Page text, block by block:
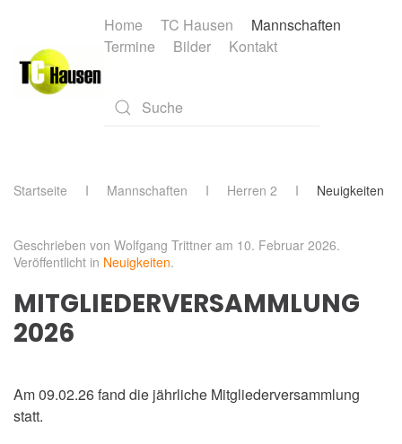
Skip to main content
Home TC Hausen
Mannschaften
Termine
Bilder Kontakt
Startseite Mannschaften Herren 2 Neuigkeiten
Geschrieben von Wolfgang Trittner am 10. Februar 2026.
Veröffentlicht in Neuigkeiten.
MITGLIEDERVERSAMMLUNG
2026
Am 09.02.26 fand die jährliche Mitgliederversammlung
statt.